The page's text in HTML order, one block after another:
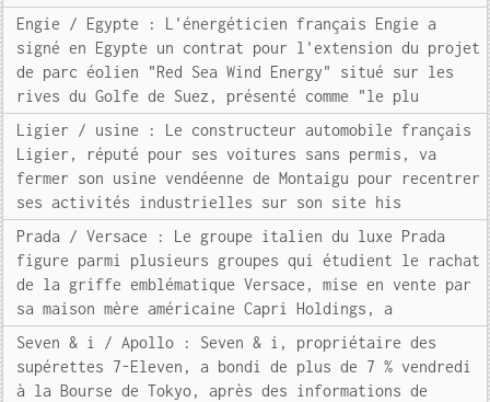
Engie / Egypte : L'énergéticien français Engie a
signé en Egypte un contrat pour l'extension du projet
de parc éolien "Red Sea Wind Energy" situé sur les
rives du Golfe de Suez, présenté comme "le plu
Ligier / usine : Le constructeur automobile français
Ligier, réputé pour ses voitures sans permis, va
fermer son usine vendéenne de Montaigu pour recentrer
ses activités industrielles sur son site his
Prada / Versace : Le groupe italien du luxe Prada
figure parmi plusieurs groupes qui étudient le rachat
de la griffe emblématique Versace, mise en vente par
sa maison mère américaine Capri Holdings, a
Seven & i / Apollo : Seven & i, propriétaire des
supérettes 7-Eleven, a bondi de plus de 7 % vendredi
à la Bourse de Tokyo, après des informations de